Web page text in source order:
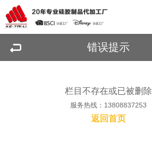
错误提示
栏目不存在或已被删除
服务热线：13808837253
返回首页